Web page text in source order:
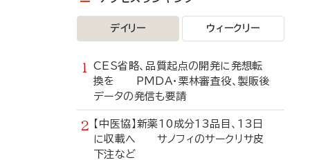
デイリー ウィークリー
CES省略、品質起点の開発に発想転
換を PMDA・栗林審査役、製販後
データの発信も要請
【中医協】新薬10成分13品目、13日
に収載へ サノフィのサークリサ皮
下注など